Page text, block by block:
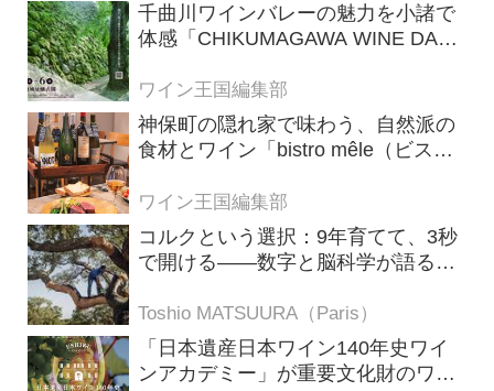
千曲川ワインバレーの魅力を小諸で
体感「CHIKUMAGAWA WINE DAYS
ワイン王国編集部
神保町の隠れ家で味わう、自然派の
食材とワイン「bistro mêle（ビスト
ワイン王国編集部
コルクという選択：9年育てて、3秒
で開ける——数字と脳科学が語る栓
Toshio MATSUURA（Paris）
「日本遺産日本ワイン140年史ワイ
ンアカデミー」が重要文化財のワイ